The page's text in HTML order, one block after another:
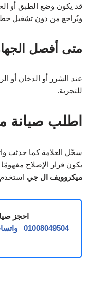
قد يكون وضع الطبق أو
ويُراجع من دون تشغيل
متى أفصل
عند الشرر أو الدخان أو
للتجربة.
اطلب صيانة
سجّل العلامة كما حدثت
يكون قرار الإصلاح
ميكروويف ال جي استخدم
احجز
01008049504